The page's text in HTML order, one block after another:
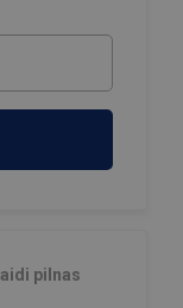
pilnas